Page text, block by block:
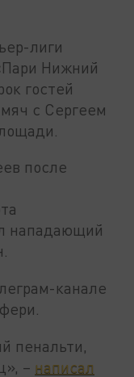
лиги
Нижний
гостей
с Сергеем
после
нападающий
канале
пенальти,
– написал